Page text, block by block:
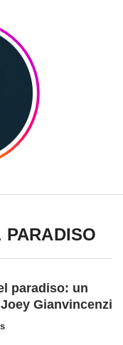
paradiso: un
Gianvincenzi